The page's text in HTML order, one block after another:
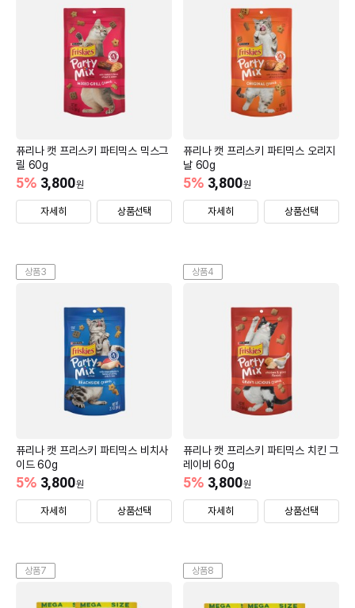
퓨리나 캣 프리스키 파티믹스 믹스그
릴 60g
3,800원
5%
자세히 상품선택
퓨리나 캣 프리스키 파티믹스 오리지
날 60g
3,800원
5%
자세히 상품선택
상품3
퓨리나 캣 프리스키 파티믹스 비치사
이드 60g
3,800원
5%
자세히 상품선택
상품4
퓨리나 캣 프리스키 파티믹스 치킨 그
레이비 60g
3,800원
5%
자세히 상품선택
상품7 상품8